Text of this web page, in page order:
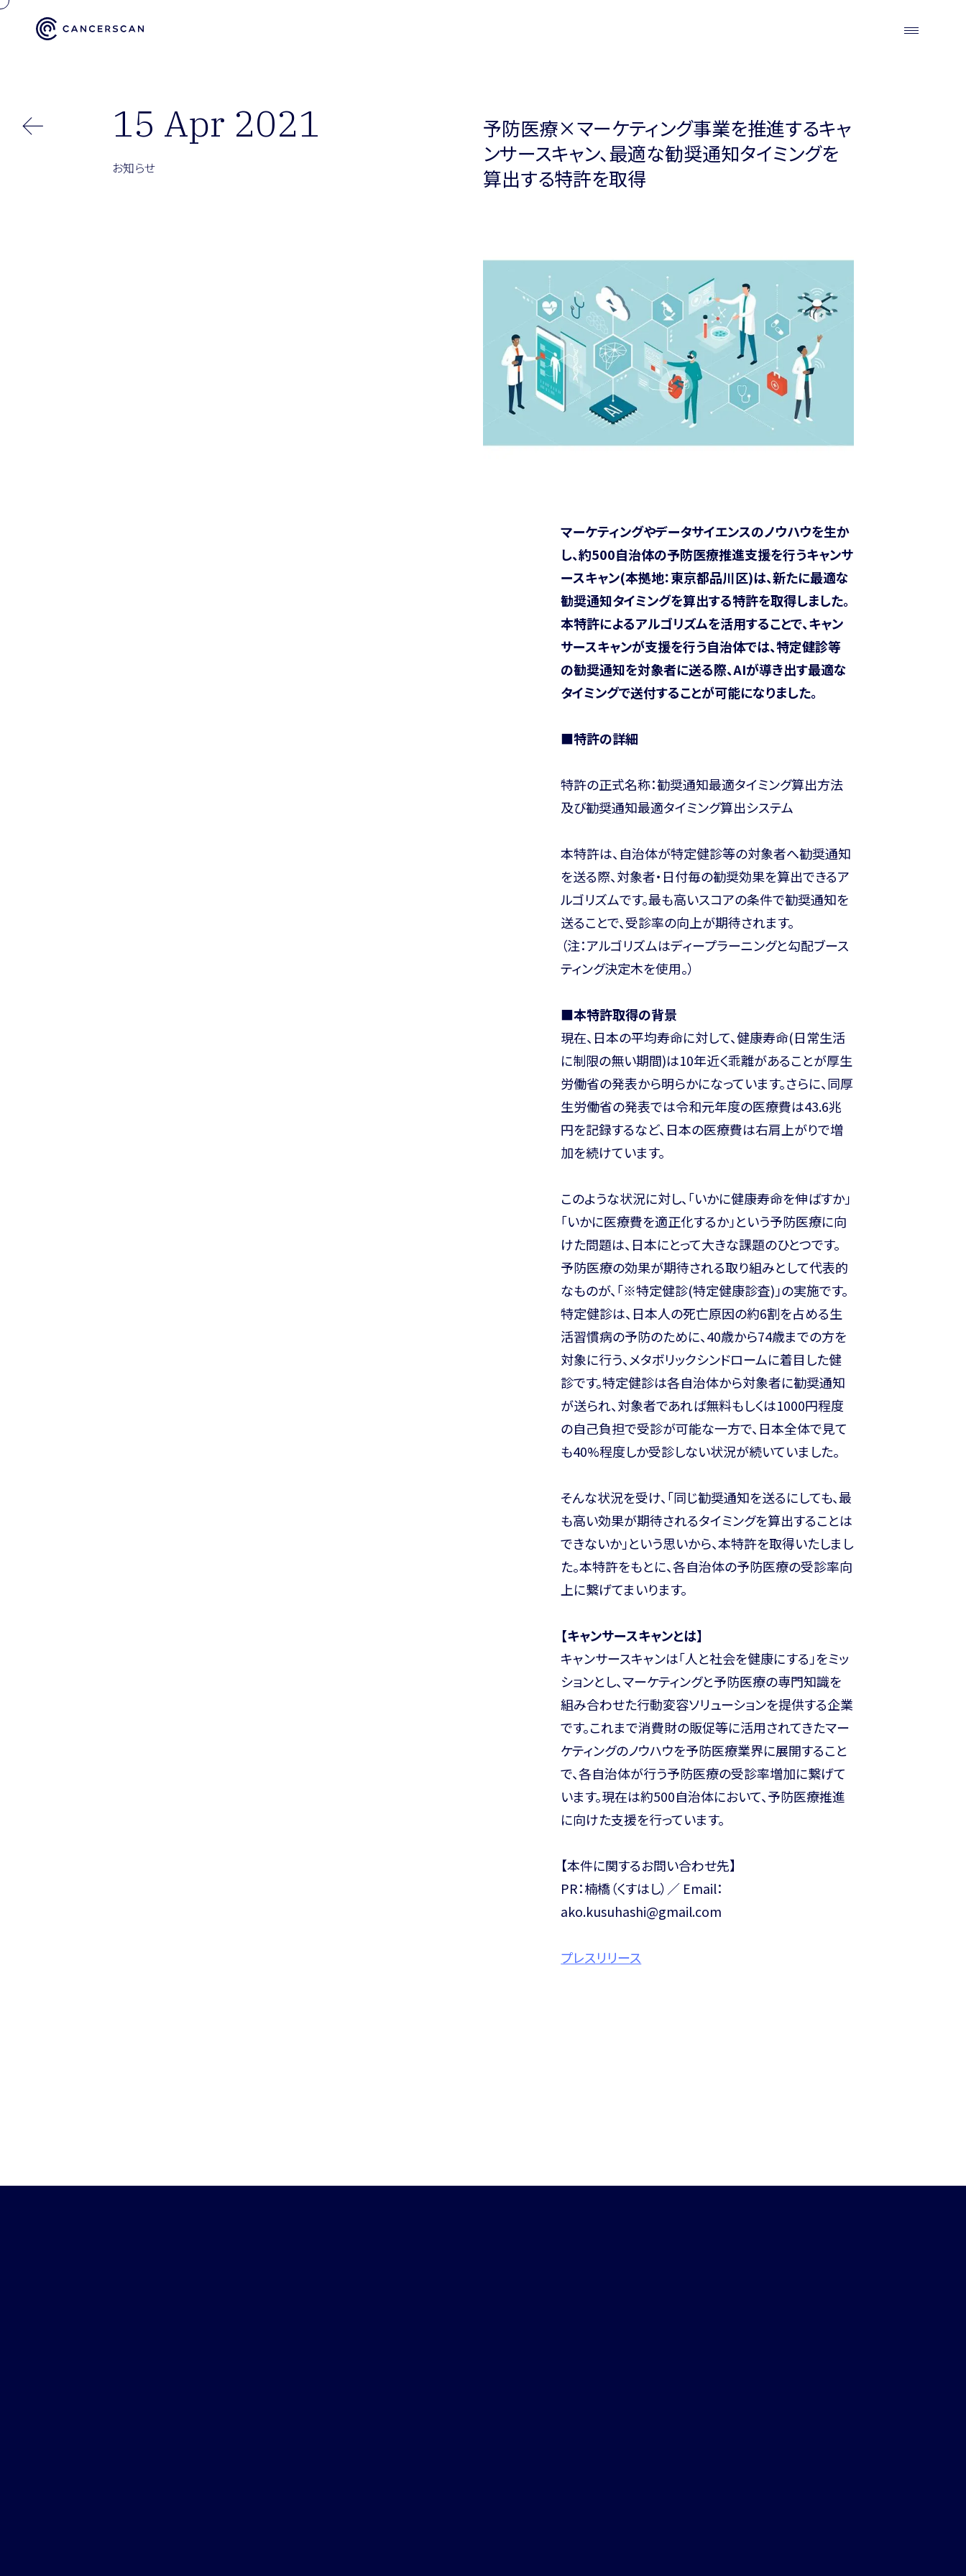
15 Apr 2021
お知らせ
予防医療×マーケティング事業を推進するキャ
ンサースキャン、最適な勧奨通知タイミングを
算出する特許を取得
マーケティングやデータサイエンスのノウハウを生か
し、約500自治体の予防医療推進支援を行うキャンサ
ースキャン(本拠地：東京都品川区)は、新たに最適な
勧奨通知タイミングを算出する特許を取得しました。
本特許によるアルゴリズムを活用することで、キャン
サースキャンが支援を行う自治体では、特定健診等
の勧奨通知を対象者に送る際、AIが導き出す最適な
タイミングで送付することが可能になりました。
■特許の詳細
特許の正式名称：勧奨通知最適タイミング算出方法
及び勧奨通知最適タイミング算出システム
本特許は、自治体が特定健診等の対象者へ勧奨通知
を送る際、対象者・日付毎の勧奨効果を算出できるア
ルゴリズムです。最も高いスコアの条件で勧奨通知を
送ることで、受診率の向上が期待されます。
（注：アルゴリズムはディープラーニングと勾配ブース
ティング決定木を使用。）
■本特許取得の背景
現在、日本の平均寿命に対して、健康寿命(日常生活
に制限の無い期間)は10年近く乖離があることが厚生
労働省の発表から明らかになっています。さらに、同厚
生労働省の発表では令和元年度の医療費は43.6兆
円を記録するなど、日本の医療費は右肩上がりで増
加を続けています。
このような状況に対し、「いかに健康寿命を伸ばすか」
「いかに医療費を適正化するか」という予防医療に向
けた問題は、日本にとって大きな課題のひとつです。
予防医療の効果が期待される取り組みとして代表的
なものが、「※特定健診(特定健康診査)」の実施です。
特定健診は、日本人の死亡原因の約6割を占める生
活習慣病の予防のために、40歳から74歳までの方を
対象に行う、メタボリックシンドロームに着目した健
診です。特定健診は各自治体から対象者に勧奨通知
が送られ、対象者であれば無料もしくは1000円程度
の自己負担で受診が可能な一方で、日本全体で見て
も40%程度しか受診しない状況が続いていました。
そんな状況を受け、「同じ勧奨通知を送るにしても、最
も高い効果が期待されるタイミングを算出することは
できないか」という思いから、本特許を取得いたしまし
た。本特許をもとに、各自治体の予防医療の受診率向
上に繋げてまいります。
【キャンサースキャンとは】
キャンサースキャンは「人と社会を健康にする」をミッ
ションとし、マーケティングと予防医療の専門知識を
組み合わせた行動変容ソリューションを提供する企業
です。これまで消費財の販促等に活用されてきたマー
ケティングのノウハウを予防医療業界に展開すること
で、各自治体が行う予防医療の受診率増加に繋げて
います。現在は約500自治体において、予防医療推進
に向けた支援を行っています。
【本件に関するお問い合わせ先】
PR：楠橋（くすはし）／ Email：
ako.kusuhashi@gmail.com
プレスリリース